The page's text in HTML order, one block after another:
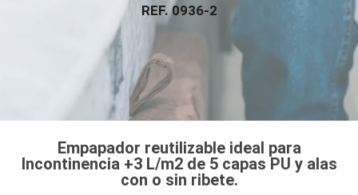
REF. 0936-2
Empapador reutilizable ideal para
Incontinencia +3 L/m2 de 5 capas PU y alas
con o sin ribete.